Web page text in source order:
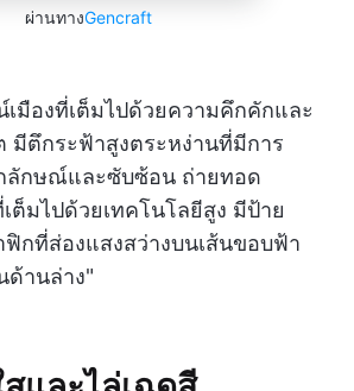
ผ่านทางGencraft
มืองที่เต็มไปด้วยความคึกคักและ
มีตึกระฟ้าสูงตระหง่านที่มีการ
ลักษณ์และซับซ้อน ถ่ายทอด
ต็มไปด้วยเทคโนโลยีสูง มีป้าย
กที่ส่องแสงสว่างบนเส้นขอบฟ้า
ด้านล่าง"